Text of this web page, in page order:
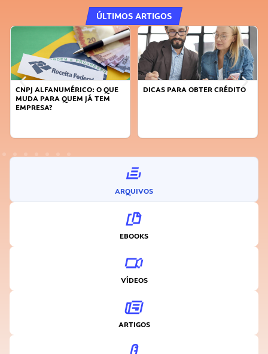
ÚLTIMOS ARTIGOS
CNPJ ALFANUMÉRICO: O QUE
MUDA PARA QUEM JÁ TEM
EMPRESA?
DICAS PARA OBTER CRÉDITO
ARQUIVOS
EBOOKS
VÍDEOS
ARTIGOS